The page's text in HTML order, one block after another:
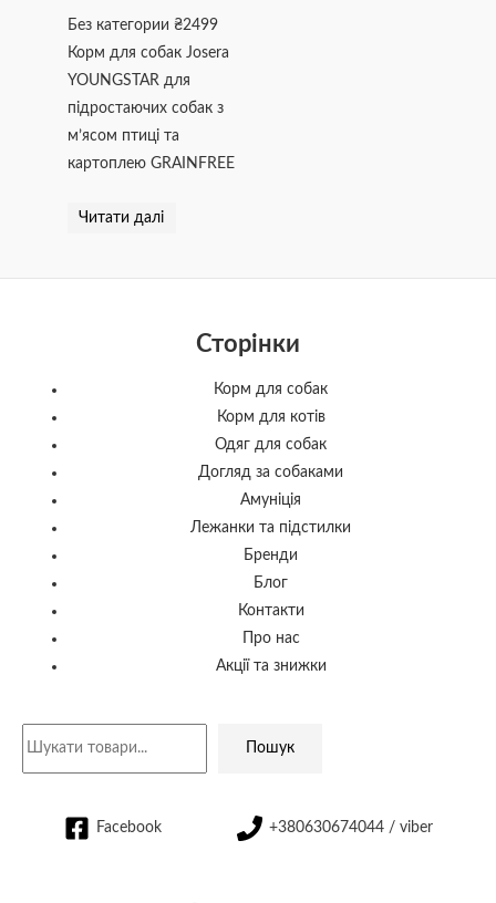
Без категории₴2499
Корм для собак Josera
YOUNGSTAR для
підростаючих собак з
м’ясом птиці та
картоплею GRAINFREE
Читати далі
Сторінки
Корм для собак
Корм для котів
Одяг для собак
Догляд за собаками
Амуніція
Лежанки та підстилки
Бренди
Блог
Контакти
Про нас
Акції та знижки
Пошук
Facebook +380630674044 / viber